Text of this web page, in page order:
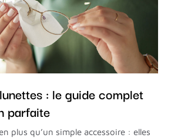
: le guide complet
parfaite
plus qu’un simple accessoire : elles